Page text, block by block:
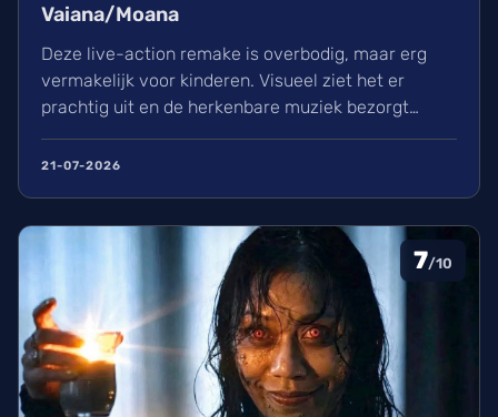
Vaiana/Moana
Deze live-action remake is overbodig, maar erg
vermakelijk voor kinderen. Visueel ziet het er
prachtig uit en de herkenbare muziek bezorgt
avontuur voor een heerlijke ervaring in de
21-07-2026
7/10